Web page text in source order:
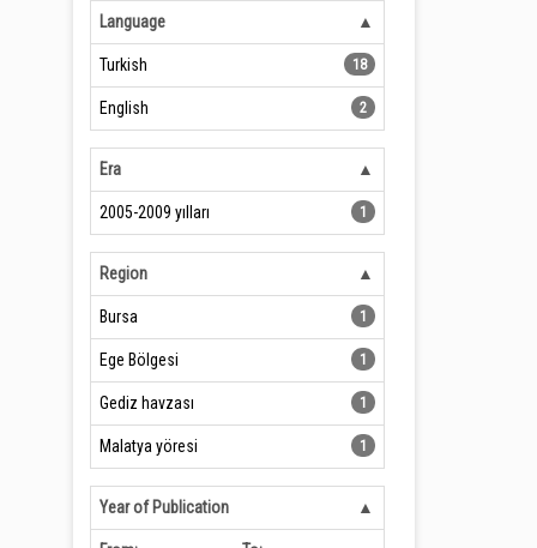
Language
Turkish 18
English 2
Era
2005-2009 yılları 1
Region
Bursa 1
Ege Bölgesi 1
Gediz havzası 1
Malatya yöresi 1
Year of Publication